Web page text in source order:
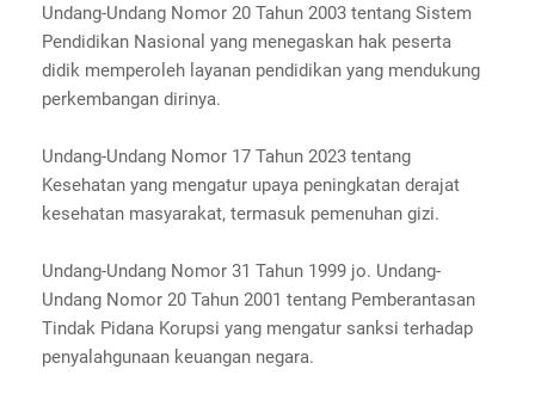
Undang-Undang Nomor 20 Tahun 2003 tentang Sistem
Pendidikan Nasional yang menegaskan hak peserta
didik memperoleh layanan pendidikan yang mendukung
perkembangan dirinya.
Undang-Undang Nomor 17 Tahun 2023 tentang
Kesehatan yang mengatur upaya peningkatan derajat
kesehatan masyarakat, termasuk pemenuhan gizi.
Undang-Undang Nomor 31 Tahun 1999 jo. Undang-
Undang Nomor 20 Tahun 2001 tentang Pemberantasan
Tindak Pidana Korupsi yang mengatur sanksi terhadap
penyalahgunaan keuangan negara.